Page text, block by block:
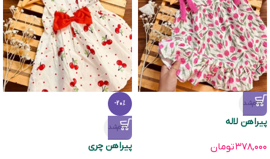
تمام‌شد
پیراهن لاله
۳۷۸,۰۰۰تومان
-20%
تمام‌شد
پیراهن چری